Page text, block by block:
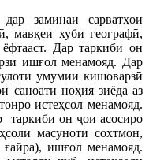
заминаи сарватҳои
мавқеи хуби географӣ,
Дар таркиби он
ишғол менамояд. Дар
умумии кишоварзӣ
саноати ноҳия зиёда аз
истеҳсол менамояд.
таркиби он ҷои асосиро
масуноти сохтмон,
ғайра), ишғол менамояд.